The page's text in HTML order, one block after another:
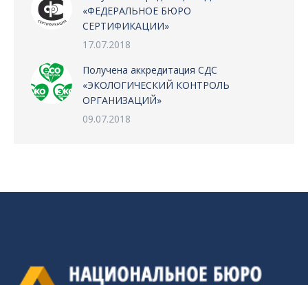
«ФЕДЕРАЛЬНОЕ БЮРО
СЕРТИФИКАЦИИ»
17.07.2018
Получена аккредитация СДС
«ЭКОЛОГИЧЕСКИЙ КОНТРОЛЬ
ОРГАНИЗАЦИЙ»
09.07.2018